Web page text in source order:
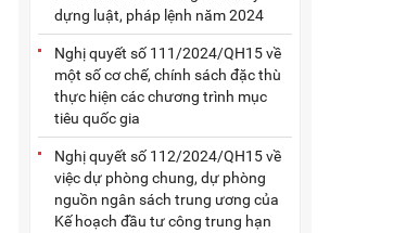
dựng luật, pháp lệnh năm 2024
Nghị quyết số 111/2024/QH15 về
một số cơ chế, chính sách đặc thù
thực hiện các chương trình mục
tiêu quốc gia
Nghị quyết số 112/2024/QH15 về
việc dự phòng chung, dự phòng
nguồn ngân sách trung ương của
Kế hoạch đầu tư công trung hạn